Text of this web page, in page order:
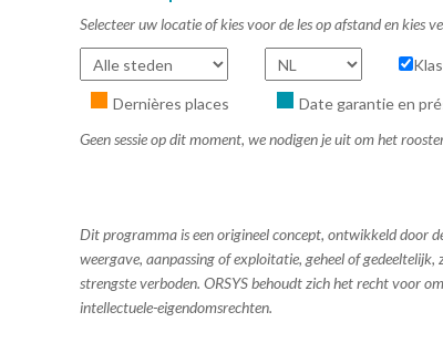
Selecteer uw locatie of kies voor de les op afstand en kies
Dernières places Date garantie en
Geen sessie op dit moment, we nodigen je uit om het
Dit programma is een origineel concept, ontwikkeld door
weergave, aanpassing of exploitatie, geheel of
strengste verboden. ORSYS behoudt zich het recht voor
intellectuele-eigendomsrechten.